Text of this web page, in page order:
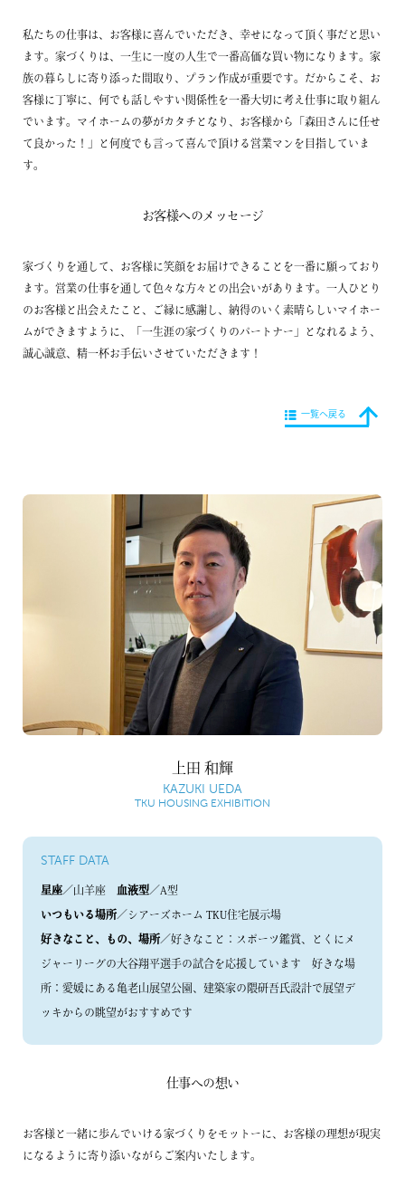
私たちの仕事は、お客様に喜んでいただき、幸せになって頂く事だと思い
ます。家づくりは、一生に一度の人生で一番高価な買い物になります。家
族の暮らしに寄り添った間取り、プラン作成が重要です。だからこそ、お
客様に丁寧に、何でも話しやすい関係性を一番大切に考え仕事に取り組ん
でいます。マイホームの夢がカタチとなり、お客様から「森田さんに任せ
て良かった！」と何度でも言って喜んで頂ける営業マンを目指していま
す。
お客様へのメッセージ
家づくりを通して、お客様に笑顔をお届けできることを一番に願っており
ます。営業の仕事を通して色々な方々との出会いがあります。一人ひとり
のお客様と出会えたこと、ご縁に感謝し、納得のいく素晴らしいマイホー
ムができますように、「一生涯の家づくりのパートナー」となれるよう、
誠心誠意、精一杯お手伝いさせていただきます！
一覧へ戻る
上田 和輝
KAZUKI UEDA
TKU HOUSING EXHIBITION
STAFF DATA
星座／山羊座 血液型／A型
いつもいる場所／シアーズホーム TKU住宅展示場
好きなこと、もの、場所／好きなこと：スポーツ鑑賞、とくにメ
ジャーリーグの大谷翔平選手の試合を応援しています 好きな場
所：愛媛にある亀老山展望公園、建築家の隈研吾氏設計で展望デ
ッキからの眺望がおすすめです
仕事への想い
お客様と一緒に歩んでいける家づくりをモットーに、お客様の理想が現実
になるように寄り添いながらご案内いたします。